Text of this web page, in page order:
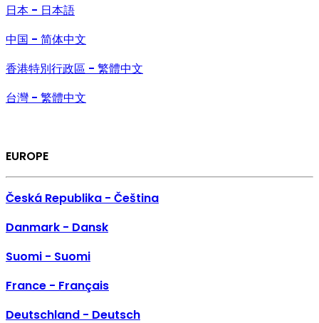
日本 - 日本語
中国 - 简体中文
香港特別行政區 - 繁體中文
台灣 - 繁體中文
EUROPE
Česká Republika - Čeština
Danmark - Dansk
Suomi - Suomi
France - Français
Deutschland - Deutsch